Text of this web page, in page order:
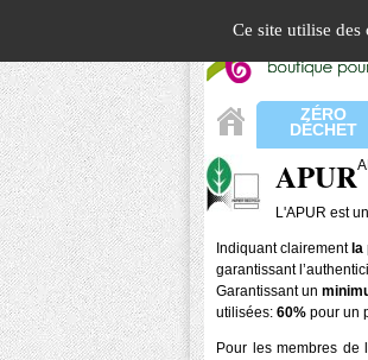
Ce site utilise
ZÉRO
DÉCHET
APUR
L'APUR est
Indiquant clairement
garantissant
Garantissant un
utilisées: 60% pour un
Pour les membres de